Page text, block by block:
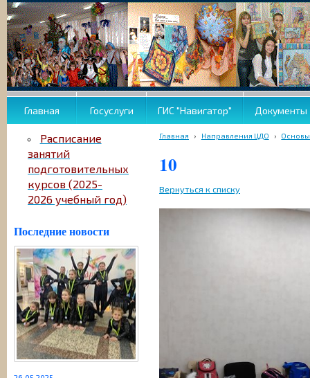
Главная Госуслуги ГИС "Навигатор" Документы
Расписание
занятий
подготовительных
курсов (2025-
2026 учебный год)
Последние новости
Главная › Направления ЦДО › Основы
10
Вернуться к списку